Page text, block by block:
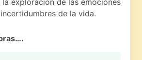
de la vida.